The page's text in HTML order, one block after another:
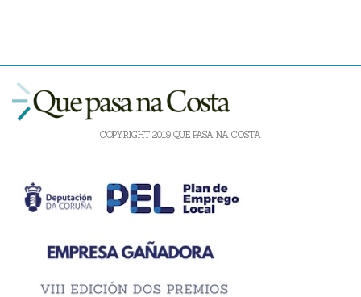
COPYRIGHT 2019 QUE PASA NA COSTA